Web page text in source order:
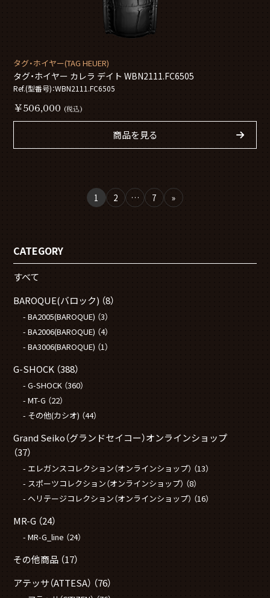
タグ・ホイヤー(TAG HEUER)
タグ・ホイヤー カレラ デイト WBN2111.FC6505
Ref.(型番号)：WBN2111.FC6505
￥506,000 (税込)
商品を見る
1 2 … 7 »
CATEGORY
すべて
BAROQUE(バロック) （8）
BA2005(BAROQUE) （3）
BA2006(BAROQUE) （4）
BA3006(BAROQUE) （1）
G-SHOCK （388）
G-SHOCK （360）
MT-G （22）
その他(カシオ) （44）
Grand Seiko（グランドセイコー）オンラインショップ
（37）
エレガンスコレクション（オンラインショップ） （13）
スポーツコレクション（オンラインショップ） （8）
ヘリテージコレクション（オンラインショップ） （16）
MR-G （24）
MR-G_line （24）
その他商品 （17）
アテッサ（ATTESA） （76）